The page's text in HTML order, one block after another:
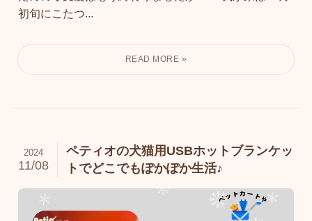
初旬にこたつ...
ペティオの犬猫用USBホットブランケッ
トでどこでもぽかぽか生活♪
2024
11/08